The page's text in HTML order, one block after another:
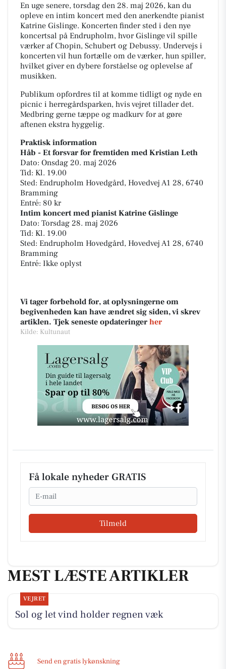
En uge senere, torsdag den 28. maj 2026, kan du
opleve en intim koncert med den anerkendte pianist
Katrine Gislinge. Koncerten finder sted i den nye
koncertsal på Endrupholm, hvor Gislinge vil spille
værker af Chopin, Schubert og Debussy. Undervejs i
koncerten vil hun fortælle om de værker, hun spiller,
hvilket giver en dybere forståelse og oplevelse af
musikken.
Publikum opfordres til at komme tidligt og nyde en
picnic i herregårdsparken, hvis vejret tillader det.
Medbring gerne tæppe og madkurv for at gøre
aftenen ekstra hyggelig.
Praktisk information
Håb - Et forsvar for fremtiden med Kristian Leth
Dato: Onsdag 20. maj 2026
Tid: Kl. 19.00
Sted: Endrupholm Hovedgård, Hovedvej A1 28, 6740
Bramming
Entré: 80 kr
Intim koncert med pianist Katrine Gislinge
Dato: Torsdag 28. maj 2026
Tid: Kl. 19.00
Sted: Endrupholm Hovedgård, Hovedvej A1 28, 6740
Bramming
Entré: Ikke oplyst
Vi tager forbehold for, at oplysningerne om
begivenheden kan have ændret sig siden, vi skrev
artiklen. Tjek seneste opdateringer her
Kilde: Kultunaut
Få lokale nyheder GRATIS
Email
Tilmeld
MEST LÆSTE ARTIKLER
VEJRET
Sol og let vind holder regnen væk
Send en gratis lykønskning